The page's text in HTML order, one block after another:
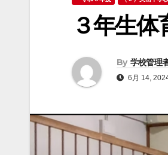
３年生体
By 学校管理
6月 14,